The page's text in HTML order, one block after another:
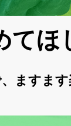
てほ
ますま